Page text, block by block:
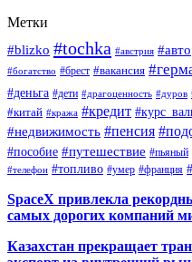
Метки
#blizko #tochka #австрия #авто
#богатство #брест #вакансия
#деньга #дети #драгоценность #дуров
#китай #кража #кредит
#недвижимость #пенсия
#пособие #путешествие #пьяный
#телефон #топливо #умер #франция
SpaceX привлекла
самых дорогих компаний
Казахстан прекращает